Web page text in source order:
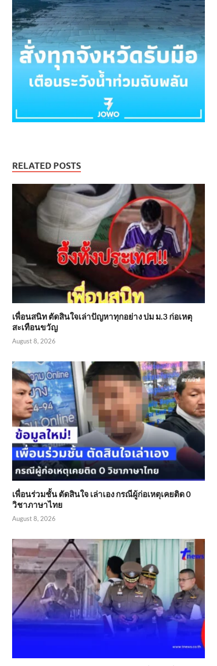
RELATED POSTS
เพื่อนสนิท ตัดสินใจเล่าปัญหาทุกอย่าง ปม ม.3 ก่อเหตุ
สะเทือนขวัญ
August 8, 2026
เพื่อนร่วมชั้น ตัดสินใจ เล่าเอง กรณีผู้ก่อเหตุเคยติด 0
วิชาภาษาไทย
August 8, 2026